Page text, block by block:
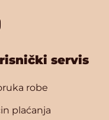
servis
robe
plaćanja